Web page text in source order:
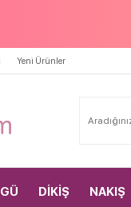
Yeni Ürünler
DİKİŞ NAKIŞ